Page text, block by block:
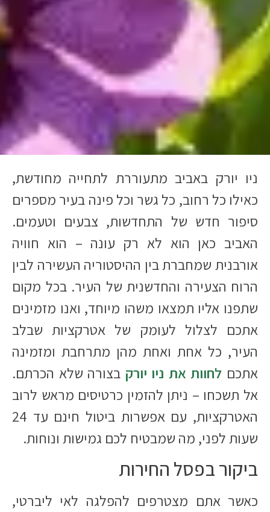
ניו יורק באביב מתעוררת לתחייה מחודשת,
כאילו כל רחוב, כל גשר וכל פינה בעיר מספרים
סיפור חדש של התחדשות, צבעים וטעמים.
האביב כאן הוא לא רק עונה – הוא חוויה
אורבנית שמחברת בין ההיסטוריה העשירה לבין
הרוח הצעירה והחדשנית של העיר. בכל מקום
שתפנו אליו תמצאו משהו מיוחד, ואנו מזמינים
אתכם לצלול לעומק של אטרקציות שבלב
העיר, כל אחת ואחת מהן מתרחבת ומזמינה
אתכם לחוות את ניו יורק בצורה שלא הכרתם.
אל תשכחו – ניתן להזמין כרטיסים מראש לרוב
האטרקציות, עם אפשרות ביטול חינם עד 24
שעות לפני, מה שמבטיח לכם גמישות ונוחות.
ביקור בפסל החירות
כאשר אתם מצטרפים להפלגה לאי ליברטי,